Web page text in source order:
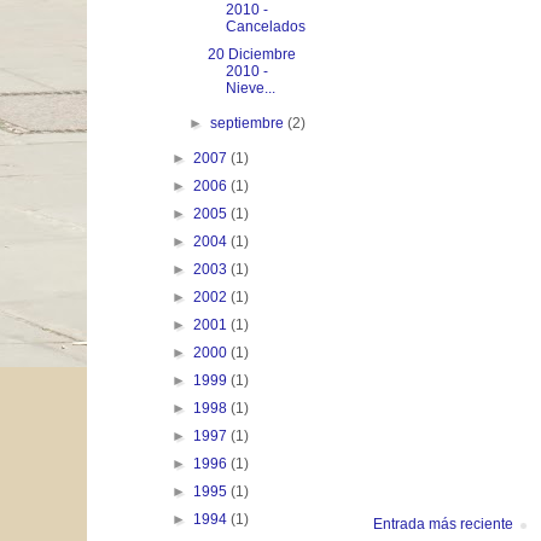
Entrada más reciente
2010 -
Cancelados
20 Diciembre
2010 -
Nieve...
►septiembre(2)
► 2007 (1)
► 2006 (1)
► 2005 (1)
► 2004 (1)
► 2003 (1)
► 2002 (1)
► 2001 (1)
► 2000 (1)
► 1999 (1)
► 1998 (1)
► 1997 (1)
► 1996 (1)
► 1995 (1)
► 1994 (1)